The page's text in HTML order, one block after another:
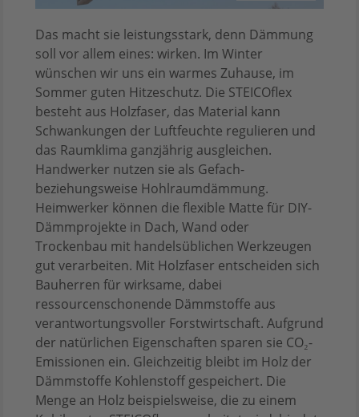
Das macht sie leistungsstark, denn Dämmung
soll vor allem eines: wirken. Im Winter
wünschen wir uns ein warmes Zuhause, im
Sommer guten Hitzeschutz. Die STEICOflex
besteht aus Holzfaser, das Material kann
Schwankungen der Luftfeuchte regulieren und
das Raumklima ganzjährig ausgleichen.
Handwerker nutzen sie als Gefach-
beziehungsweise Hohlraumdämmung.
Heimwerker können die flexible Matte für DIY-
Dämmprojekte in Dach, Wand oder
Trockenbau mit handelsüblichen Werkzeugen
gut verarbeiten. Mit Holzfaser entscheiden sich
Bauherren für wirksame, dabei
ressourcenschonende Dämmstoffe aus
verantwortungsvoller Forstwirtschaft. Aufgrund
der natürlichen Eigenschaften sparen sie CO₂-
Emissionen ein. Gleichzeitig bleibt im Holz der
Dämmstoffe Kohlenstoff gespeichert. Die
Menge an Holz beispielsweise, die zu einem